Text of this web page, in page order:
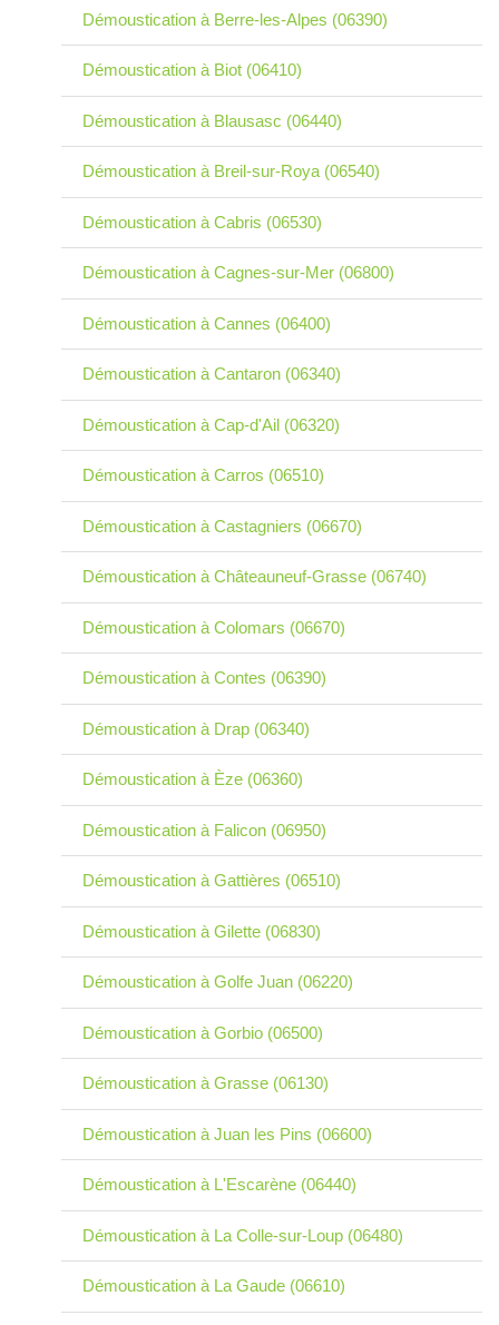
Démoustication à Berre-les-Alpes (06390)
Démoustication à Biot (06410)
Démoustication à Blausasc (06440)
Démoustication à Breil-sur-Roya (06540)
Démoustication à Cabris (06530)
Démoustication à Cagnes-sur-Mer (06800)
Démoustication à Cannes (06400)
Démoustication à Cantaron (06340)
Démoustication à Cap-d'Ail (06320)
Démoustication à Carros (06510)
Démoustication à Castagniers (06670)
Démoustication à Châteauneuf-Grasse (06740)
Démoustication à Colomars (06670)
Démoustication à Contes (06390)
Démoustication à Drap (06340)
Démoustication à Èze (06360)
Démoustication à Falicon (06950)
Démoustication à Gattières (06510)
Démoustication à Gilette (06830)
Démoustication à Golfe Juan (06220)
Démoustication à Gorbio (06500)
Démoustication à Grasse (06130)
Démoustication à Juan les Pins (06600)
Démoustication à L'Escarène (06440)
Démoustication à La Colle-sur-Loup (06480)
Démoustication à La Gaude (06610)